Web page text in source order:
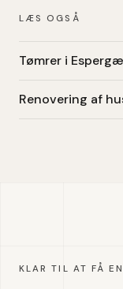
LÆS OGSÅ
Tømrer i
Renovering af
KLAR TIL AT FÅ